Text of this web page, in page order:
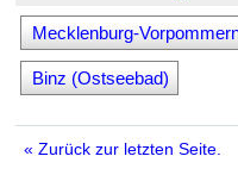
Mecklenburg-
Binz (Ostseebad)
« Zurück zur letzten Seite.